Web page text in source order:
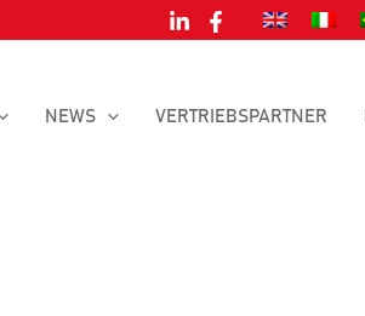
NEWS VERTRIEBSPARTNER